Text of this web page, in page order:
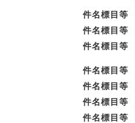
件名標目等
件名標目等
件名標目等
件名標目等
件名標目等
件名標目等
件名標目等